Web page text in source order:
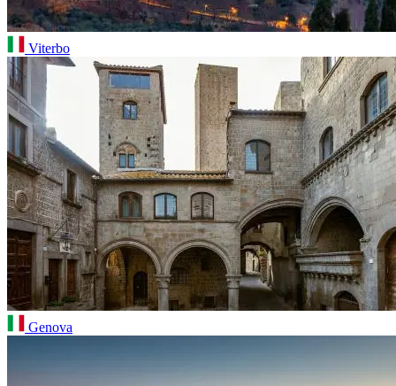
Viterbo
Genova